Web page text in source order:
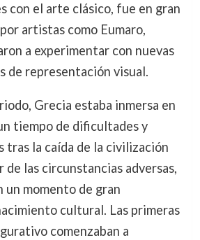
con el arte clásico, fue en gran
artistas como Eumaro,
a experimentar con nuevas
de representación visual.
Grecia estaba inmersa en
tiempo de dificultades y
tras la caída de la civilización
de las circunstancias adversas,
momento de gran
cultural. Las primeras
comenzaban a